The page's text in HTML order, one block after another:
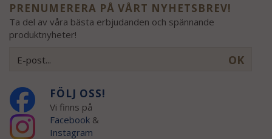
PRENUMERERA PÅ VÅRT NYHETSBREV!
Ta del av våra bästa erbjudanden och spännande
produktnyheter!
OK
FÖLJ OSS!
Vi finns på
Facebook&
Instagram